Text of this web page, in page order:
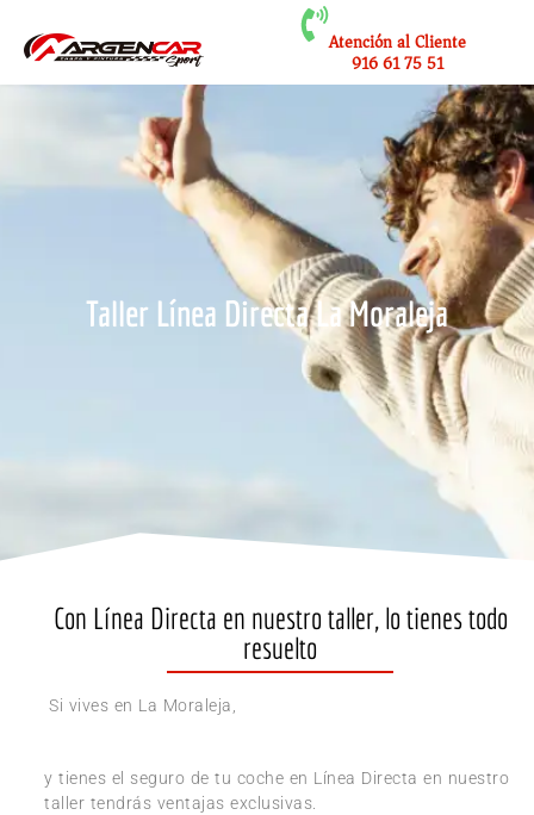
Atención al Cliente
916 61 75 51
Taller Línea Directa La Moraleja
Con Línea Directa en nuestro taller, lo tienes todo
resuelto
Si vives en La Moraleja,
y tienes el seguro de tu coche en Línea Directa en nuestro
taller tendrás ventajas exclusivas.